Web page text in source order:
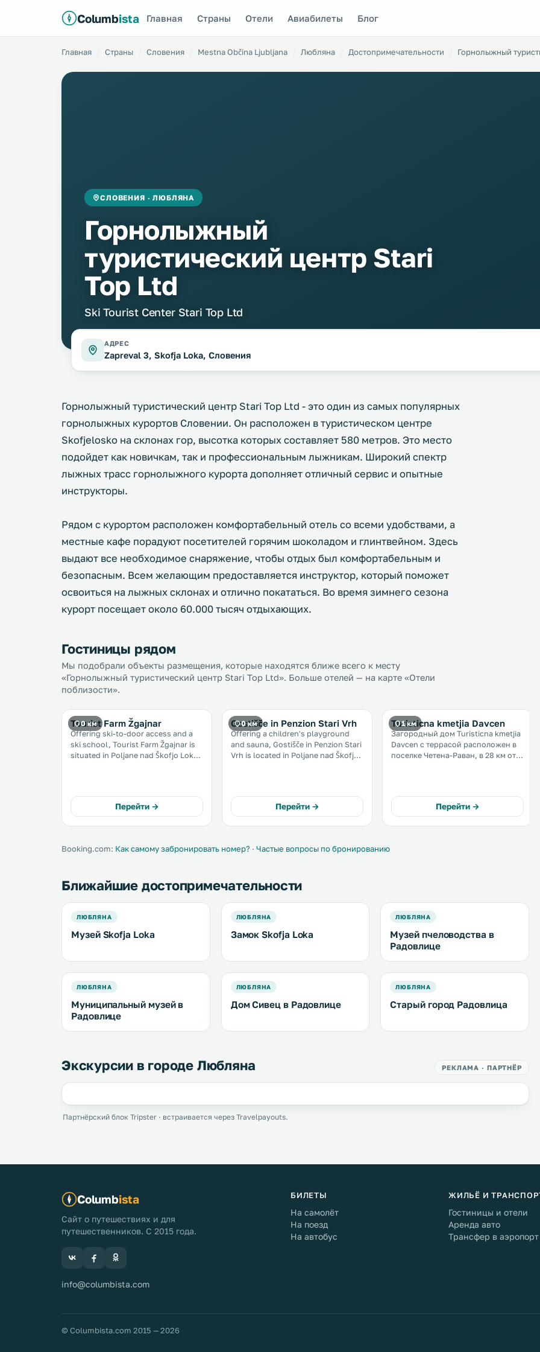
Columbista Главная Страны Отели Авиабилеты Блог
Главная Страны Словения Mestna Občina Ljubljana Любляна Достопримечательности Горнолыжный
СЛОВЕНИЯ · ЛЮБЛЯНА
Горнолыжный
туристический центр Stari
Top Ltd
Ski Tourist Center Stari Top Ltd
АДРЕС
Zapreval 3, Skofja Loka, Словения
Горнолыжный туристический центр Stari Top Ltd - это один из самых популярных
горнолыжных курортов Словении. Он расположен в туристическом центре
Skofjelosko на склонах гор, высотка которых составляет 580 метров. Это место
подойдет как новичкам, так и профессиональным лыжникам. Широкий спектр
лыжных трасс горнолыжного курорта дополняет отличный сервис и опытные
инструкторы.
Рядом с курортом расположен комфортабельный отель со всеми удобствами, а
местные кафе порадуют посетителей горячим шоколадом и глинтвейном. Здесь
выдают все необходимое снаряжение, чтобы отдых был комфортабельным и
безопасным. Всем желающим предоставляется инструктор, который поможет
освоиться на лыжных склонах и отлично покататься. Во время зимнего сезона
курорт посещает около 60.000 тысяч отдыхающих.
Гостиницы рядом
Мы подобрали объекты размещения, которые находятся ближе всего к месту
«Горнолыжный туристический центр Stari Top Ltd». Больше отелей — на карте «Отели
поблизости».
0 км
Tourist Farm Žgajnar
Offering ski-to-door access and a
ski school, Tourist Farm Žgajnar is
situated in Poljane nad Škofjo Loko
room includes a private bathroom. .
Перейти →
0 км
Gostišče in Penzion Stari Vrh
Offering a children's playground
and sauna, Gostišče in Penzion Stari
Vrh is located in Poljane nad Škofjo
Перейти →
1 км
Turisticna kmetjia Davcen
Загородный дом Turisticna kmetjia
Davcen с террасой расположен в
поселке Четена-Раван, в 28 км от
работает бесплатный Wi-Fi. .
Перейти →
Booking.com: Как самому забронировать номер? · Частые вопросы по бронированию
Ближайшие достопримечательности
ЛЮБЛЯНА
Музей Skofja Loka
ЛЮБЛЯНА
Замок Skofja Loka
ЛЮБЛЯНА
Музей пчеловодства в
Радовлице
ЛЮБЛЯНА
Муниципальный музей в
Радовлице
ЛЮБЛЯНА
Дом Сивец в Радовлице
ЛЮБЛЯНА
Старый город Радовлица
Экскурсии в городе Любляна РЕКЛАМА · ПАРТНЁР
Партнёрский блок Tripster · встраивается через Travelpayouts.
Columbista
Сайт о путешествиях и для
путешественников. С 2015 года.
info@columbista.com
БИЛЕТЫ
На самолёт
На поезд
На автобус
ЖИЛЬЁ И
Гостиницы и отели
Аренда авто
Трансфер в аэропорт
© Columbista.com 2015 — 2026